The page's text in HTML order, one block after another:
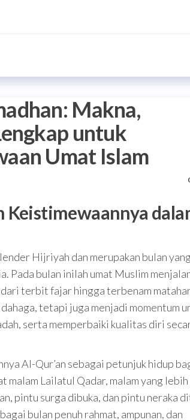
Makna,
untuk
Umat Islam
Keistimewaannya
Hijriyah dan merupakan bulan yang
Pada bulan inilah umat Muslim
dari terbit fajar hingga terbenam
tetapi juga menjadi momentum
serta memperbaiki kualitas diri
Al-Qur’an sebagai petunjuk hidup
malam Lailatul Qadar, malam yang
pintu surga dibuka, dan pintu neraka
bulan penuh rahmat, ampunan, dan